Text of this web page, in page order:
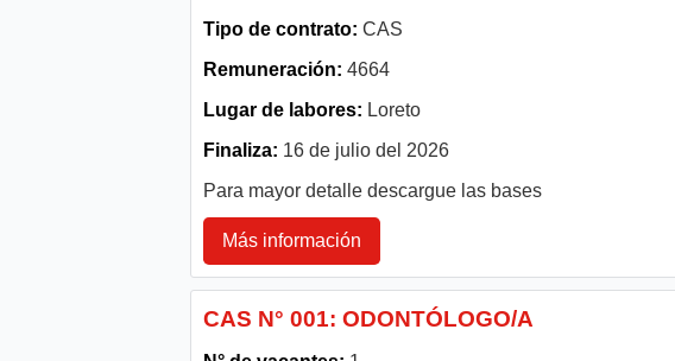
Tipo de contrato: CAS
Remuneración: 4664
Lugar de labores: Loreto
Finaliza: 16 de julio del 2026
Para mayor detalle descargue las bases
Más información
CAS N° 001: ODONTÓLOGO/A